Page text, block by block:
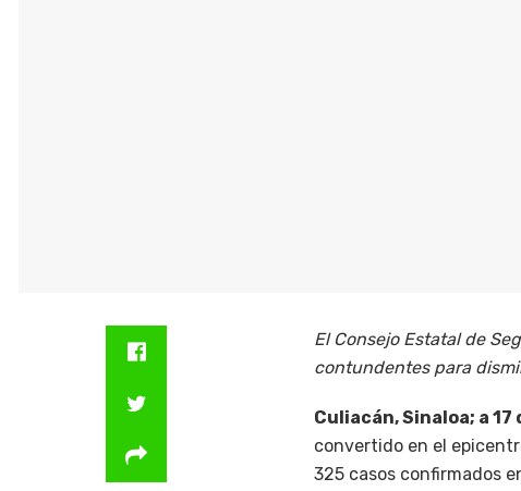
El Consejo Estatal de
contundentes para
Culiacán, Sinaloa; a
convertido en el
325 casos confirmados